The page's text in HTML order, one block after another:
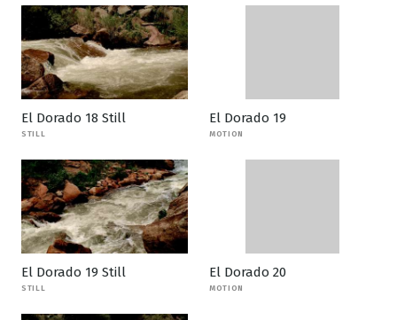
El Dorado 18 Still
STILL
El Dorado 19
MOTION
El Dorado 19 Still
STILL
El Dorado 20
MOTION